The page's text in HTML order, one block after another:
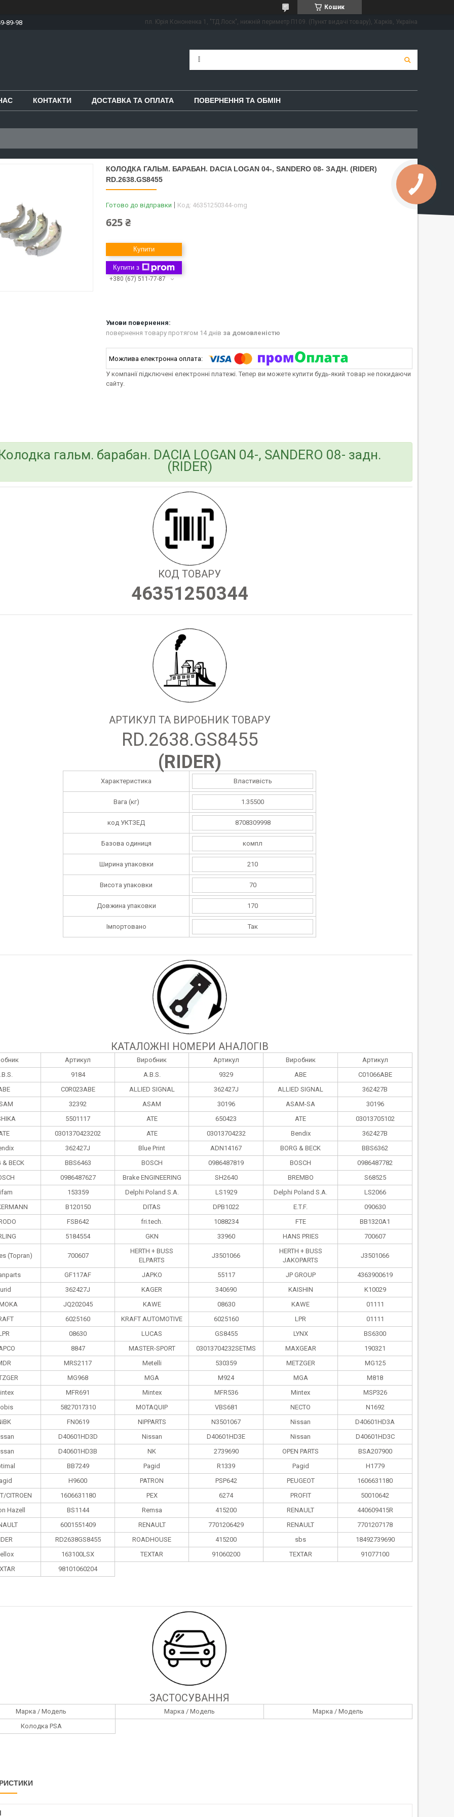
Кошик
89-98 пл. Юрія Кононенка 1, "ТД Лоск", нижній периметр П109. (Пункт видачі товару), Харків, Україна
КОНТАКТИ ДОСТАВКА ТА ОПЛАТА ПОВЕРНЕННЯ ТА ОБМІН
КОЛОДКА ГАЛЬМ. БАРАБАН. DACIA LOGAN 04-, SANDERO 08- ЗАДН. (RIDER)
RD.2638.GS8455
Готово до відправки Код: 46351250344-omg
625 ₴
Купити
Купити з
+380 (67) 511-77-87
повернення товару протягом 14 днів за домовленістю
У компанії підключені електронні платежі. Тепер ви можете купити будь-який товар не покидаючи
сайту.
гальм. барабан. DACIA LOGAN 04-, SANDERO 08- задн.
(RIDER)
КОД ТОВАРУ
46351250344
АРТИКУЛ ТА ВИРОБНИК ТОВАРУ
RD.2638.GS8455
(RIDER)
Характеристика Властивість
Вага (кг) 1.35500
код УКТЗЕД 8708309998
Базова одиниця компл
Ширина упаковки 210
Висота упаковки 70
Довжина упаковки 170
Імпортовано Так
КАТАЛОЖНІ НОМЕРИ АНАЛОГІВ
Артикул Виробник Артикул Виробник
Артикул
9184 A.B.S. 9329 ABE
C01066ABE
C0R023ABE ALLIED SIGNAL 362427J ALLIED SIGNAL
362427B
32392 ASAM 30196 ASAM-SA
30196
5501117 ATE 650423 ATE
03013705102
0301370423202 ATE 03013704232 Bendix
362427B
362427J Blue Print ADN14167 BORG & BECK
BBS6362
& BECK
BBS6463 BOSCH 0986487819 BOSCH
0986487782
0986487627 Brake ENGINEERING SH2640 BREMBO
S68525
153359 Delphi Poland S.А. LS1929 Delphi Poland S.А.
LS2066
B120150 DITAS DPB1022 E.T.F.
090630
FSB642 fri.tech. 1088234 FTE
BB1320A1
5184554 GKN 33960 HANS PRIES 700607
(Topran) 700607
HERTH + BUSS
ELPARTS
J3501066
HERTH + BUSS
JAKOPARTS
J3501066
GF117AF JAPKO 55117 JP GROUP
4363900619
362427J KAGER 340690 KAISHIN
K10029
JQ202045 KAWE 08630 KAWE
01111
6025160 KRAFT AUTOMOTIVE 6025160 LPR
01111
08630 LUCAS GS8455 LYNX
BS6300
8847 MASTER-SPORT 03013704232SETMS MAXGEAR
190321
MRS2117 Metelli 530359 METZGER
MG125
MG968 MGA M924 MGA
M818
MFR691 Mintex MFR536 Mintex
MSP326
5827017310 MOTAQUIP VBS681 NECTO
N1692
FN0619 NIPPARTS N3501067 Nissan
D40601HD3A
D40601HD3D Nissan D40601HD3E Nissan
D40601HD3C
D40601HD3B NK 2739690 OPEN PARTS
BSA207900
BB7249 Pagid R1339 Pagid
H1779
H9600 PATRON PSP642 PEUGEOT
1606631180
CITROEN
1606631180 PEX 6274 PROFIT
50010642
Hazell
BS1144 Remsa 415200 RENAULT
440609415R
6001551409 RENAULT 7701206429 RENAULT
7701207178
RD2638GS8455 ROADHOUSE 415200 sbs
18492739690
163100LSX TEXTAR 91060200 TEXTAR
91077100
98101060204
ЗАСТОСУВАННЯ
Марка / Модель Марка / Модель
Марка / Модель
Колодка PSA